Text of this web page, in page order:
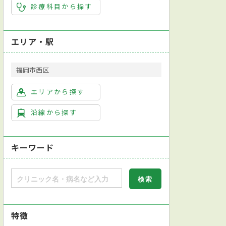
診療科目から探す
エリア・駅
福岡市西区
エリアから探す
沿線から探す
キーワード
特徴